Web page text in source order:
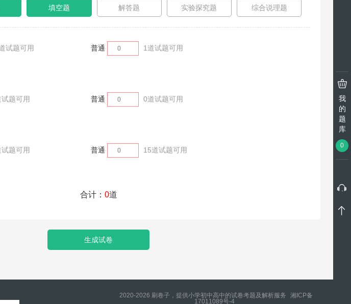
填空题 解答题 实验探究题 综合说理题
试题可用 普通 1道试题可用
试题可用 普通 0道试题可用
试题可用 普通 15道试题可用
合计： 0道
生成试卷
2020-2026 刷卷子，提供小学初中高中的试卷考题及解析服务
湘ICP备
17011089号-4
我
的
题
库
0